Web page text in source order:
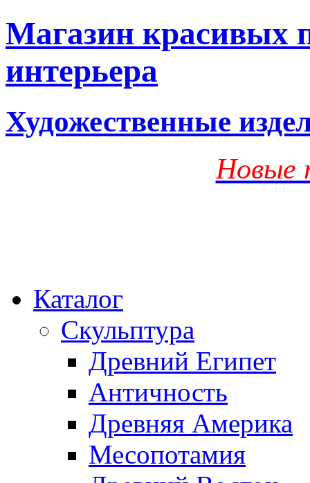
Магазин красивых
интерьера
Художественные
Новые
Каталог
Скульптура
Древний Египет
Античность
Древняя Америка
Месопотамия